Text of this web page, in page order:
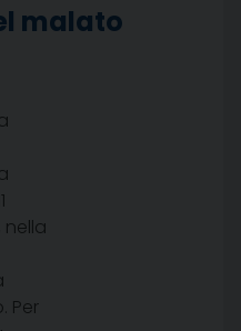
malato
Per